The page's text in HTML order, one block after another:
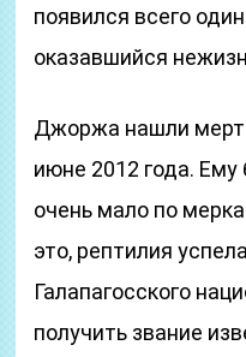
появился всего
оказавшийся
Джоржа нашли
июне 2012 года. Ему
очень мало по
это, рептилия
Галапагосского
получить звание